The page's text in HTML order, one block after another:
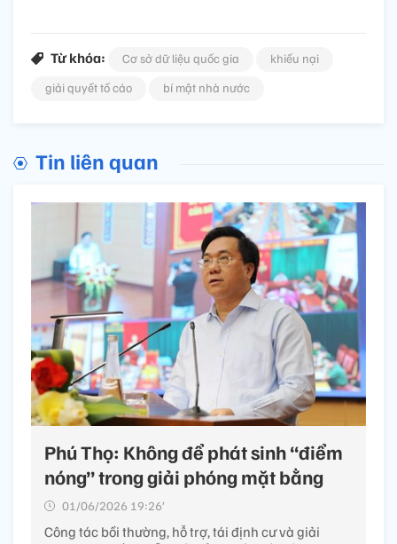
Từ khóa: Cơ sở dữ liệu quốc gia
khiếu nại
giải quyết tố cáo
bí mật nhà nước
Tin liên quan
Phú Thọ: Không để phát sinh “điểm
nóng” trong giải phóng mặt bằng
01/06/2026 19:26’
Công tác bồi thường, hỗ trợ, tái định cư và giải